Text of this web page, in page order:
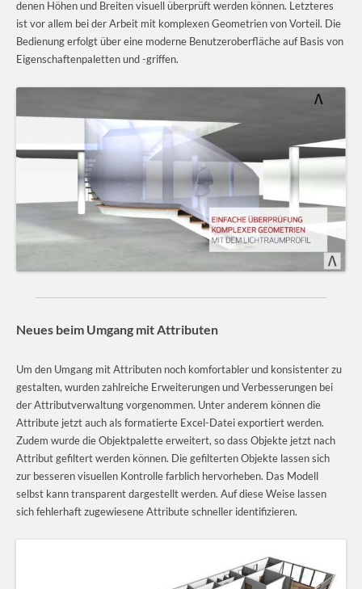
denen Höhen und Breiten visuell überprüft werden können. Letzteres
ist vor allem bei der Arbeit mit komplexen Geometrien von Vorteil. Die
Bedienung erfolgt über eine moderne Benutzeroberfläche auf Basis von
Eigenschaftenpaletten und -griffen.
Neues beim Umgang mit Attributen
Um den Umgang mit Attributen noch komfortabler und konsistenter zu
gestalten, wurden zahlreiche Erweiterungen und Verbesserungen bei
der Attributverwaltung vorgenommen. Unter anderem können die
Attribute jetzt auch als formatierte Excel-Datei exportiert werden.
Zudem wurde die Objektpalette erweitert, so dass Objekte jetzt nach
Attribut gefiltert werden können. Die gefilterten Objekte lassen sich
zur besseren visuellen Kontrolle farblich hervorheben. Das Modell
selbst kann transparent dargestellt werden. Auf diese Weise lassen
sich fehlerhaft zugewiesene Attribute schneller identifizieren.